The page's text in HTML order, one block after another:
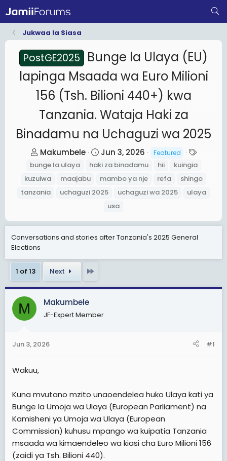
Jukwaa la Siasa
PostGE2025
Bunge la Ulaya (EU)
lapinga Msaada wa Euro Milioni
156 (Tsh. Bilioni 440+) kwa
Tanzania. Wataja Haki za
Binadamu na Uchaguzi wa 2025
T
h
r
s
t
a
r
e
Makumbele
S
t
a
r
a
t
Jun 3, 2026 Featured
T
a
g
bunge la ulaya haki za binadamu hii
kuingia
kuzuiwa
maajabu mambo ya nje refa
shingo
tanzania
uchaguzi 2025 uchaguzi wa 2025
ulaya
usa
Conversations and stories after Tanzania's 2025 General
Elections
1 of 13 Next
M Makumbele
JF-Expert Member
Jun 3, 2026 #1
Wakuu,
Kuna mvutano mzito unaoendelea huko Ulaya kati ya
Bunge la Umoja wa Ulaya (European Parliament) na
Kamisheni ya Umoja wa Ulaya (European
Commission) kuhusu mpango wa kuipatia Tanzania
msaada wa kimaendeleo wa kiasi cha Euro Milioni 156
(zaidi ya Tsh. Bilioni 440).